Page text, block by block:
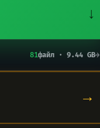
↓
81файл · 9.44 GB→
→